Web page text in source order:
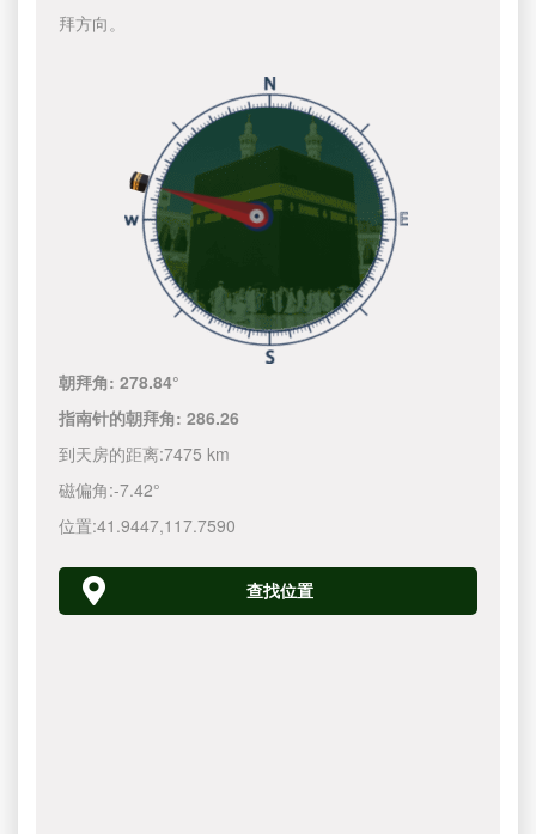
拜方向。
朝拜角:278.84°
指南针的朝拜角:286.26
到天房的距离:7475 km
磁偏角:-7.42°
位置:41.9447,117.7590
查找位置